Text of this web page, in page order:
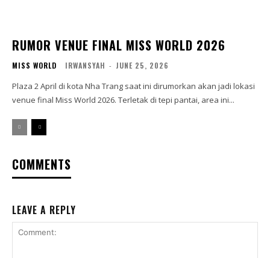
RUMOR VENUE FINAL MISS WORLD 2026
MISS WORLD IRWANSYAH - JUNE 25, 2026
Plaza 2 April di kota Nha Trang saat ini dirumorkan akan jadi lokasi
venue final Miss World 2026. Terletak di tepi pantai, area ini...
COMMENTS
LEAVE A REPLY